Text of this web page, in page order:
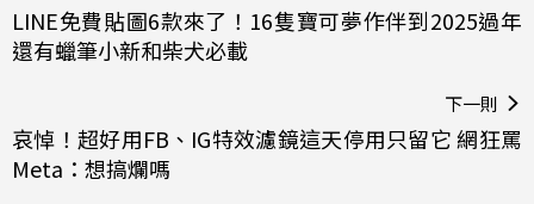
LINE免費貼圖6款來了！16隻寶可夢作伴到2025過年
還有蠟筆小新和柴犬必載
下一則
哀悼！超好用FB、IG特效濾鏡這天停用只留它 網狂罵
Meta：想搞爛嗎